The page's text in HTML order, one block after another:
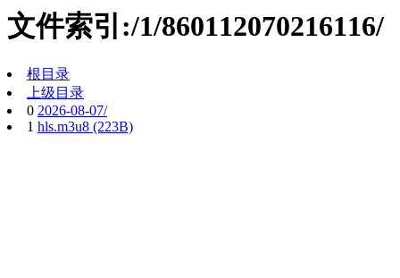
文件索引:/1/860112070216116/
根目录
上级目录
0 2026-08-07/
1 hls.m3u8 (223B)